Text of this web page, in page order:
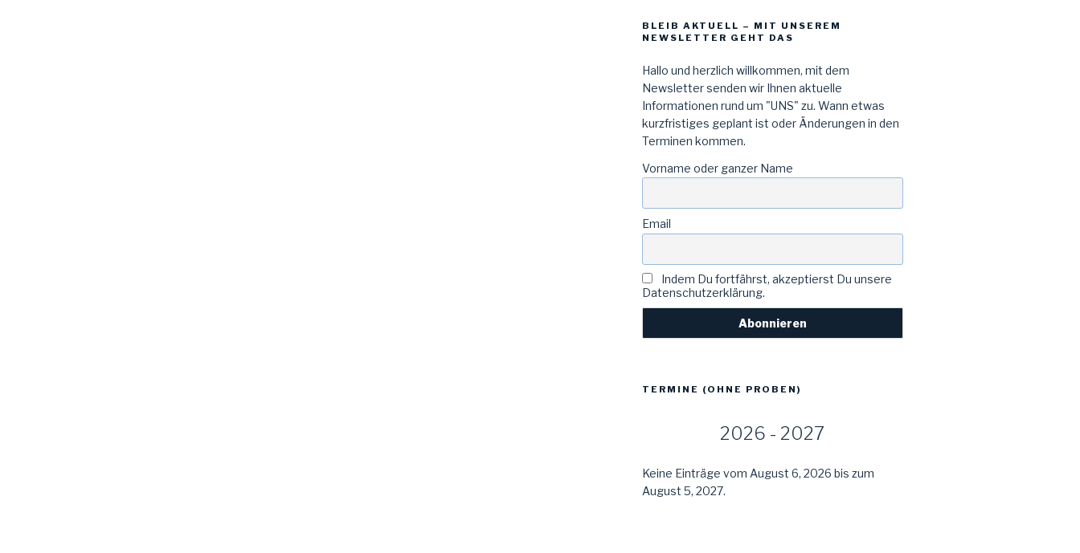
BLEIB AKTUELL – MIT UNSEREM
NEWSLETTER GEHT DAS
Hallo und herzlich willkommen, mit dem
Newsletter senden wir Ihnen aktuelle
Informationen rund um "UNS" zu. Wann etwas
kurzfristiges geplant ist oder Änderungen in den
Terminen kommen.
Vorname oder ganzer Name
Email
Indem Du fortfährst, akzeptierst Du unsere
Datenschutzerklärung.
TERMINE (OHNE PROBEN)
2026 - 2027
Keine Einträge vom August 6, 2026 bis zum
August 5, 2027.